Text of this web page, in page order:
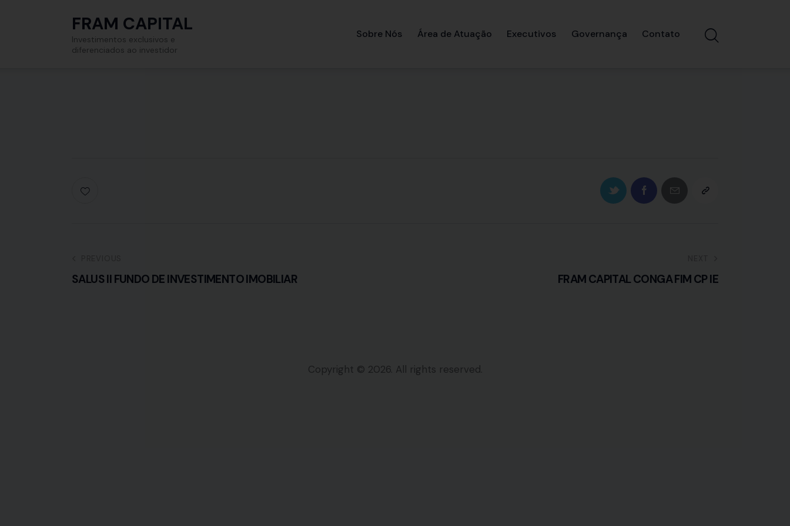
FRAM CAPITAL
Investimentos exclusivos e
diferenciados ao investidor
Sobre Nós Área de Atuação Executivos Governança Contato
SALUS II FUNDO DE INVESTIMENTO IMOBILIAR FRAM CAPITAL CONGA FIM CP IE
Copyright © 2026. All rights reserved.